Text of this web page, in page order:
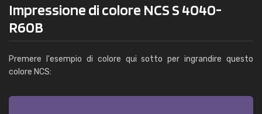
Impressione di colore NCS S 4040-
R60B
Premere l'esempio di colore qui sotto per ingrandire questo
colore NCS: